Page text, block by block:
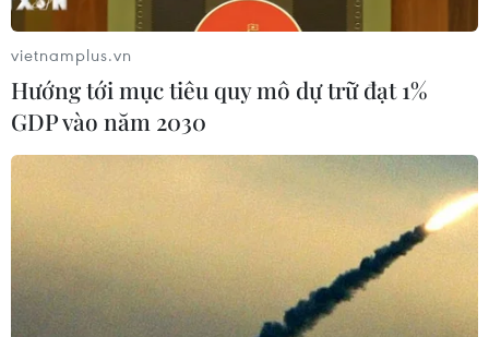
vietnamplus.vn
Hướng tới mục tiêu quy mô dự trữ đạt 1%
GDP vào năm 2030